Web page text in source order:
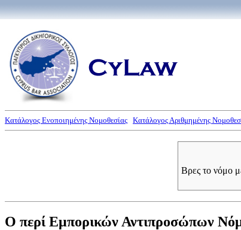
Κατάλογος Ενοποιημένης Νομοθεσίας Κατάλογος Αριθμημένης
Βρες το νόμο
Ο περί Εμπορικών Αντιπροσώπων